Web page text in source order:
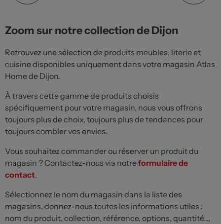
Zoom sur notre collection de Dijon
Retrouvez une sélection de produits meubles, literie et
cuisine disponibles uniquement dans votre magasin Atlas
Home de Dijon.
À travers cette gamme de produits choisis
spécifiquement pour votre magasin, nous vous offrons
toujours plus de choix, toujours plus de tendances pour
toujours combler vos envies.
Vous souhaitez commander ou réserver un produit du
magasin ? Contactez-nous via notreformulaire de
contact.
Sélectionnez le nom du magasin dans la liste des
magasins, donnez-nous toutes les informations utiles :
nom du produit, collection, référence, options, quantité...,